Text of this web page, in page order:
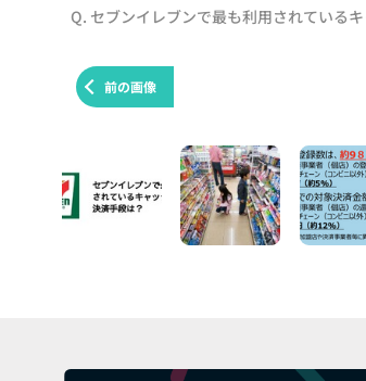
Q. セブンイレブンで最も利用されている
前の画像